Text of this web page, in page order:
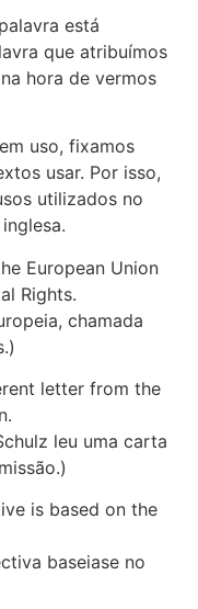
está
que atribuímos
hora de vermos
uso, fixamos
usar. Por isso,
utilizados no
European Union
Rights.
chamada
letter from the
leu uma carta
is based on the
baseia­se no